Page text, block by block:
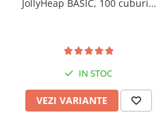
JollyHeap BASIC, 100 cuburi -
IN STOC
VEZI VARIANTE